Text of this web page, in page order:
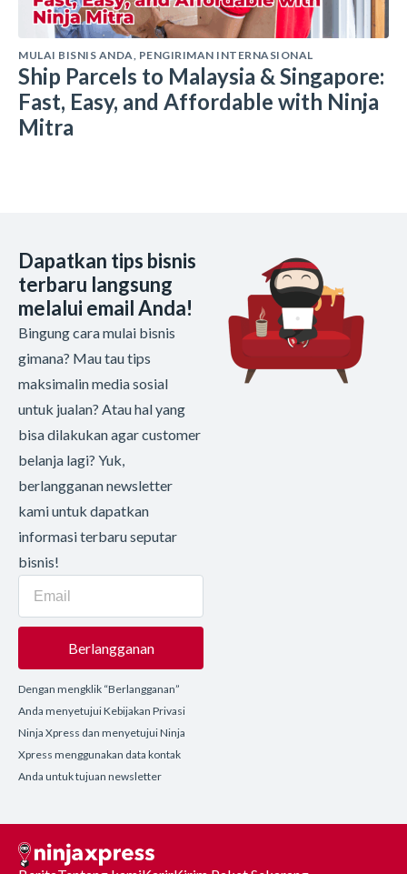
MULAI BISNIS ANDA, PENGIRIMAN INTERNASIONAL
Ship Parcels to Malaysia & Singapore:
Fast, Easy, and Affordable with Ninja
Mitra
Dapatkan tips bisnis
terbaru langsung
melalui email Anda!
Bingung cara mulai bisnis
gimana? Mau tau tips
maksimalin media sosial
untuk jualan? Atau hal yang
bisa dilakukan agar customer
belanja lagi? Yuk,
berlangganan newsletter
kami untuk dapatkan
informasi terbaru seputar
bisnis!
Berlangganan
Dengan mengklik “Berlangganan”
Anda menyetujui Kebijakan Privasi
Ninja Xpress dan menyetujui Ninja
Xpress menggunakan data kontak
Anda untuk tujuan newsletter